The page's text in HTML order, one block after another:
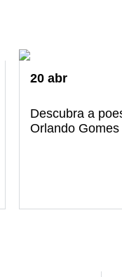
20 abr
Descubra a
Orlando Gomes